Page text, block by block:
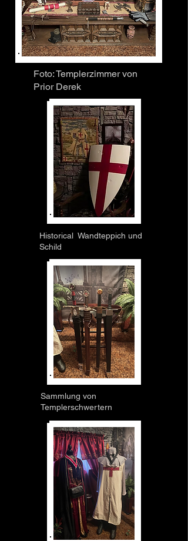
Foto: Templerzimmer von
Prior Derek
Historical Wandteppich und
Schild
Sammlung von
Templerschwertern